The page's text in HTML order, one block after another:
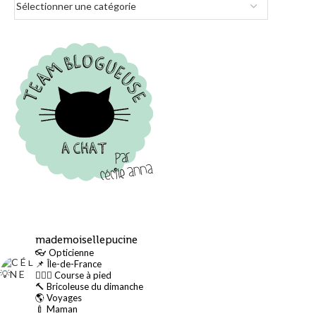
mademoisellepucine
👓 Opticienne
📌 Île-de-France
🏃🏻‍♀️ Course à pied
🔨 Bricoleuse du dimanche
🌎 Voyages
🍼 Maman